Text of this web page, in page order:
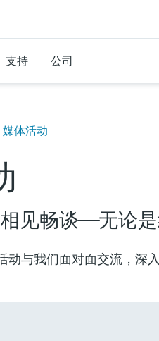
支持 公司
媒体活动
见畅谈——无论是
与我们面对面交流，深入